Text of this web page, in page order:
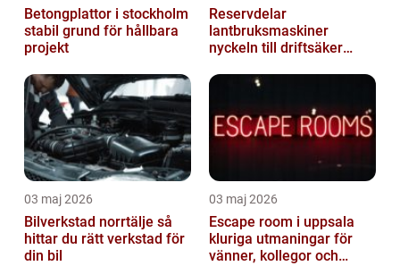
Betongplattor i stockholm
stabil grund för hållbara
projekt
Reservdelar
lantbruksmaskiner
nyckeln till driftsäker
03 maj 2026
Bilverkstad norrtälje så
hittar du rätt verkstad för
din bil
03 maj 2026
Escape room i uppsala
kluriga utmaningar för
vänner, kollegor och